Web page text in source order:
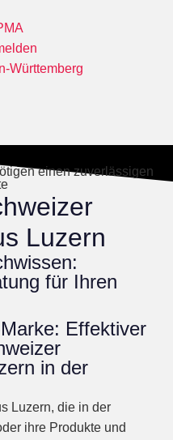
Württemberg
einen zuverlässigen
Luzern
für Ihren
Effektiver
in der
Luzern, die in der
ihre Produkte und